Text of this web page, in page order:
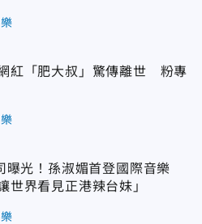
紅「肥大叔」驚傳離世 粉專
曝光！孫淑媚首登國際音樂
界看見正港辣台妹」